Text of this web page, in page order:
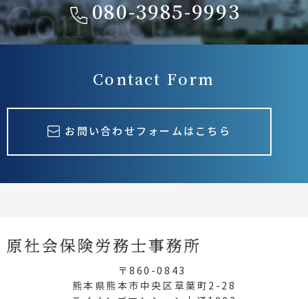
080-3985-9993
Contact Form
お問い合わせフォームはこちら
〒860-0843
熊本県熊本市中央区草葉町2-28